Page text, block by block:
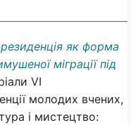
як форма
міграції під
VI
молодих вчених,
і мистецтво: